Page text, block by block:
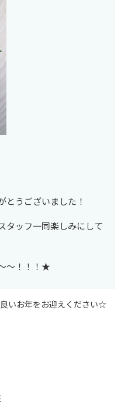
とうございました！
タッフ一同楽しみにして
～！！！★
良いお年をお迎えください☆